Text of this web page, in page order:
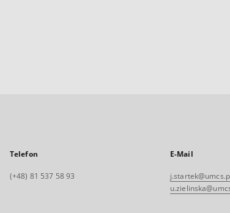
Telefon
(+48) 81 537 58 93
E-Mail